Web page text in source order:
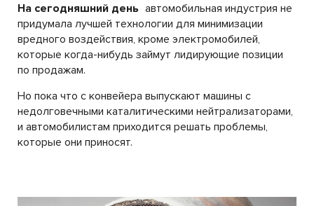
На сегодняшний день автомобильная индустрия не
придумала лучшей технологии для минимизации
вредного воздействия, кроме электромобилей,
которые когда-нибудь займут лидирующие позиции
по продажам.
Но пока что с конвейера выпускают машины с
недолговечными каталитическими нейтрализаторами,
и автомобилистам приходится решать проблемы,
которые они приносят.